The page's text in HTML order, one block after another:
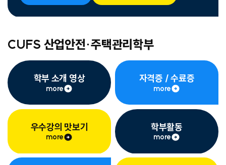
CUFS 산업안전·주택관리학부
학부 소개 영상
more
자격증 / 수료증
more
우수강의 맛보기
more
학부활동
more